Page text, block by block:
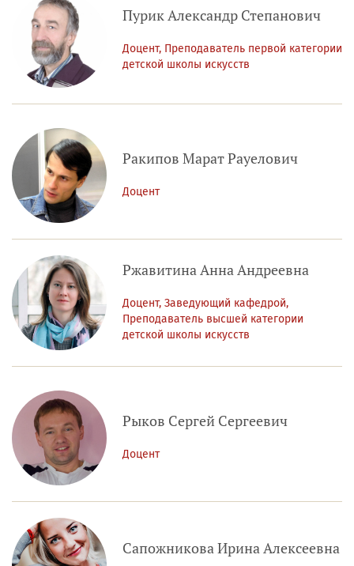
Пурик Александр Степанович
Доцент, Преподаватель первой категории
детской школы искусств
Ракипов Марат Рауелович
Доцент
Ржавитина Анна Андреевна
Доцент, Заведующий кафедрой,
Преподаватель высшей категории
детской школы искусств
Рыков Сергей Сергеевич
Доцент
Сапожникова Ирина Алексеевна